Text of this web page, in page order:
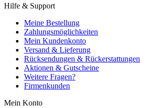
Hilfe & Support
Meine Bestellung
Zahlungsmöglichkeiten
Mein Kundenkonto
Versand & Lieferung
Rücksendungen & Rückerstattungen
Aktionen & Gutscheine
Weitere Fragen?
Firmenkunden
Mein Konto